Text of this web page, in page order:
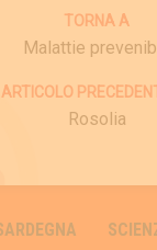
TORNA A
Malattie
ARTICOLO
Rosolia